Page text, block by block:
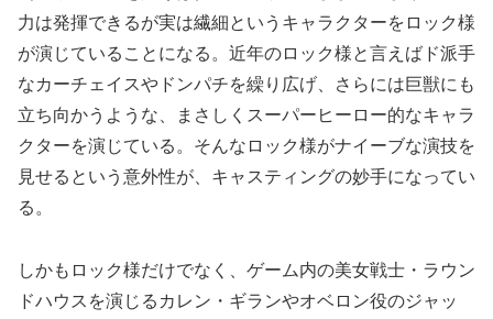
力は発揮できるが実は繊細というキャラクターをロック様
が演じていることになる。近年のロック様と言えばド派手
なカーチェイスやドンパチを繰り広げ、さらには巨獣にも
立ち向かうような、まさしくスーパーヒーロー的なキャラ
クターを演じている。そんなロック様がナイーブな演技を
見せるという意外性が、キャスティングの妙手になってい
る。
しかもロック様だけでなく、ゲーム内の美女戦士・ラウン
ドハウスを演じるカレン・ギランやオベロン役のジャッ